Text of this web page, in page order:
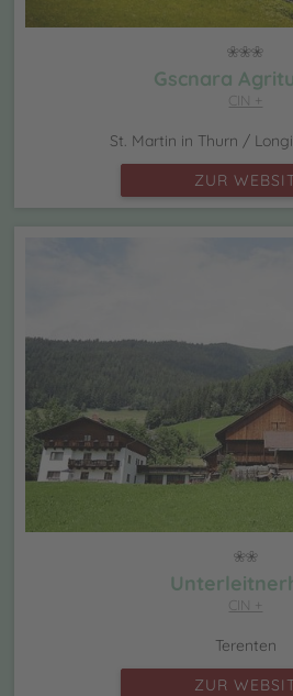
Gscnara
CIN +
St. Martin in Thurn /
ZUR
CIN +
Terenten
ZUR